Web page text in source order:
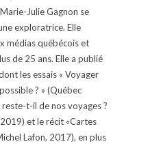
Julie Gagnon se
exploratrice. Elle
médias québécois et
de 25 ans. Elle a publié
les essais « Voyager
? » (Québec
t-il de nos voyages ?
et le récit «Cartes
Lafon, 2017), en plus